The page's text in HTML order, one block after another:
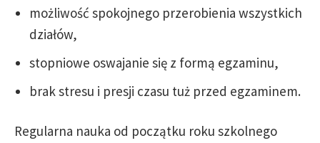
możliwość spokojnego przerobienia wszystkich
działów,
stopniowe oswajanie się z formą egzaminu,
brak stresu i presji czasu tuż przed egzaminem.
Regularna nauka od początku roku szkolnego